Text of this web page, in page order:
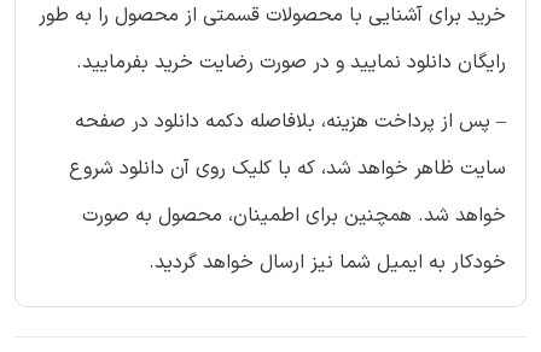
خرید برای آشنایی با محصولات قسمتی از محصول را به طور
رایگان دانلود نمایید و در صورت رضایت خرید بفرمایید.
– پس از پرداخت هزینه، بلافاصله دکمه دانلود در صفحه
سایت ظاهر خواهد شد، که با کلیک روی آن دانلود شروع
خواهد شد. همچنین برای اطمینان، محصول به صورت
خودکار به ایمیل شما نیز ارسال خواهد گردید.